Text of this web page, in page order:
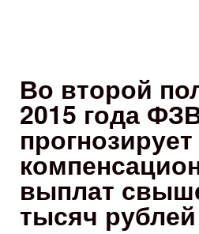
​Во второй
2015 года
выплат
тысяч рублей